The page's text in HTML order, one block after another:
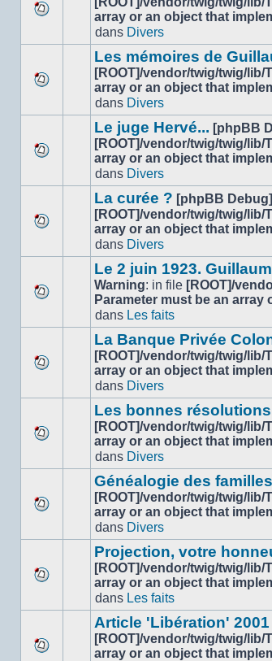
nouveau
message
array or an object that
dans Divers
nouveau
message
Les mémoires de
[ROOT]/vendor/twig/twig/
array or an object that
dans Divers
nouveau
message
Le juge Hervé... [phpBB
[ROOT]/vendor/twig/twig/
array or an object that
dans Divers
nouveau
message
La curée ? [phpBB
[ROOT]/vendor/twig/twig/
array or an object that
dans Divers
nouveau
message
Le 2 juin 1923.
Warning: in file [ROOT]/
Parameter must be an
dans Les faits
nouveau
message
La Banque Privée
[ROOT]/vendor/twig/twig/
array or an object that
dans Divers
nouveau
message
Les bonnes
[ROOT]/vendor/twig/twig/
array or an object that
dans Divers
nouveau
message
Généalogie des
[ROOT]/vendor/twig/twig/
array or an object that
dans Divers
nouveau
message
Projection, votre
[ROOT]/vendor/twig/twig/
array or an object that
dans Les faits
Article 'Libération' 2001
[ROOT]/vendor/twig/twig/
array or an object that